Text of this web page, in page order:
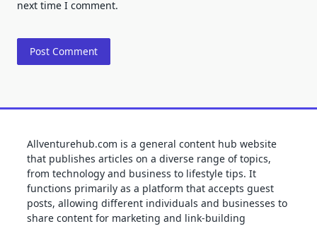
next time I comment.
Allventurehub.com is a general content hub website
that publishes articles on a diverse range of topics,
from technology and business to lifestyle tips. It
functions primarily as a platform that accepts guest
posts, allowing different individuals and businesses to
share content for marketing and link-building